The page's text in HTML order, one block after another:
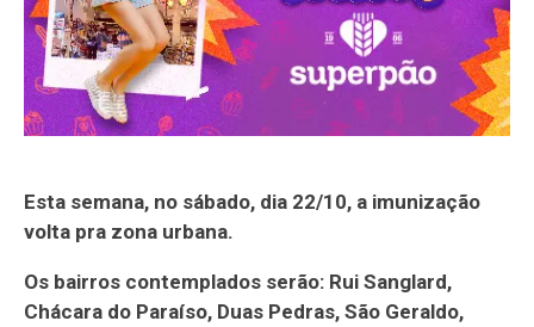
Esta semana, no sábado, dia 22/10, a imunização
volta pra zona urbana.
Os bairros contemplados serão: Rui Sanglard,
Chácara do Paraíso, Duas Pedras, São Geraldo,